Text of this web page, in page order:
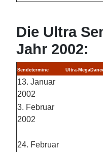
Die Ultra
Jahr 2002:
Sendetermine Ultra-
13. Januar
2002
3. Februar
2002
24. Februar